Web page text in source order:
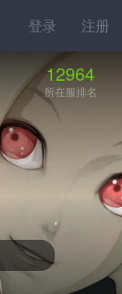
登录 注册
12964
所在服排名